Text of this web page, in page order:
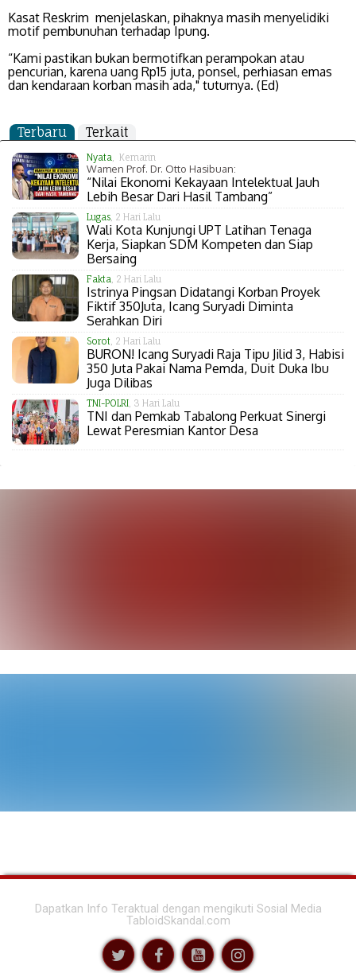
Kasat Reskrim menjelaskan, pihaknya masih menyelidiki
motif pembunuhan terhadap Ipung.
“Kami pastikan bukan bermotifkan perampokan atau
pencurian, karena uang Rp15 juta, ponsel, perhiasan emas
dan kendaraan korban masih ada," tuturnya. (Ed)
Terbaru Terkait
Nyata, Kemarin
Wamen Prof. Dr. Otto Hasibuan:
“Nilai Ekonomi Kekayaan Intelektual Jauh
Lebih Besar Dari Hasil Tambang”
Lugas, 2 Hari Lalu
Wali Kota Kunjungi UPT Latihan Tenaga
Kerja, Siapkan SDM Kompeten dan Siap
Bersaing
Fakta, 2 Hari Lalu
Istrinya Pingsan Didatangi Korban Proyek
Fiktif 350Juta, Icang Suryadi Diminta
Serahkan Diri
Sorot, 2 Hari Lalu
BURON! Icang Suryadi Raja Tipu Jilid 3, Habisi
350 Juta Pakai Nama Pemda, Duit Duka Ibu
Juga Dilibas
TNI-POLRI, 3 Hari Lalu
TNI dan Pemkab Tabalong Perkuat Sinergi
Lewat Peresmian Kantor Desa
Dapatkan Info Teraktual dengan mengikuti Sosial Media
TabloidSkandal.com